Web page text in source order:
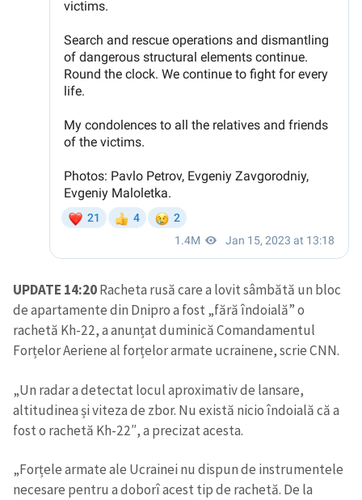
UPDATE 14:20Racheta rusă care a lovit sâmbătă un bloc
de apartamente din Dnipro a fost „fără îndoială” o
rachetă Kh-22, a anunțat duminică Comandamentul
Forțelor Aeriene al forțelor armate ucrainene, scrie CNN.
„Un radar a detectat locul aproximativ de lansare,
altitudinea și viteza de zbor. Nu există nicio îndoială că a
fost o rachetă Kh-22″, a precizat acesta.
„Forțele armate ale Ucrainei nu dispun de instrumentele
necesare pentru a doborî acest tip de rachetă. De la